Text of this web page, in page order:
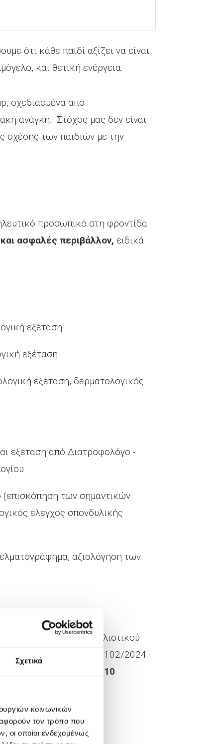
Σχετικά
κοινωνικών
τον τρόπο που
οι οποίοι ενδεχομένως
ότι κάθε παιδί αξίζει να είναι
και θετική ενέργεια.
σχεδιασμένα από
ανάγκη. Στόχος μας δεν είναι
σχέσης των παιδιών με την
προσωπικό στη φροντίδα
ασφαλές περιβάλλον, ειδικά
εξέταση
εξέταση
εξέταση, δερματολογικός
εξέταση από Διατροφολόγο -
(επισκόπηση των σημαντικών
έλεγχος σπονδυλικής
αξιολόγηση των
βιβλιάριο του ασφαλιστικού
(βάσει του Ν. 5102/2024 -
στο
210 6383503 & 210